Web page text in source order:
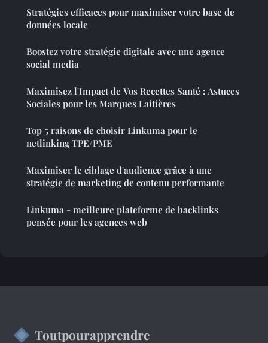
Stratégies efficaces pour maximiser votre base de
données locale
Boostez votre stratégie digitale avec une agence
social media
Maximisez l'Impact de Vos Recettes Santé : Astuces
Sociales pour les Marques Laitières
Top 5 raisons de choisir Linkuma pour le
netlinking TPE/PME
Maximiser le ciblage d'audience grâce à une
stratégie de marketing de contenu performante
Linkuma - meilleure plateforme de backlinks
pensée pour les agences web
Toutpourapprendre